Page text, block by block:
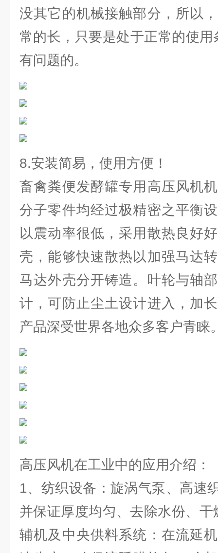
没其它的机械接触部分，所以
常的长，只要是处于正常的使
有问题的。
8.安装简易，使用方便！
畜禽粪便发酵罐专用高压风机
分子零件均经过极精密之平衡
以震动率很低，采用散热良好
壳，能够快速散热以加强马达
马达外壳分开铸造。叶轮与轴
计，可防止尘土设计进入，加
产品深受世界各地众多客户青睐
高压风机在工业中的应用介绍：
1、纺织设备：旋涡气泵、高速
并保证厚度均匀、去除水份、
辅机及中央供料系统：在流延